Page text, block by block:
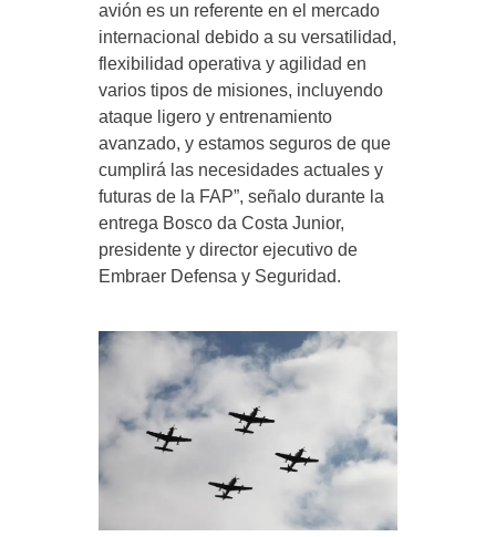
avión es un referente en el mercado
internacional debido a su versatilidad,
flexibilidad operativa y agilidad en
varios tipos de misiones, incluyendo
ataque ligero y entrenamiento
avanzado, y estamos seguros de que
cumplirá las necesidades actuales y
futuras de la FAP”, señalo durante la
entrega Bosco da Costa Junior,
presidente y director ejecutivo de
Embraer Defensa y Seguridad.